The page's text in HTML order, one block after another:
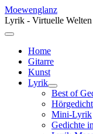
Moewenglanz
Lyrik - Virtuelle
Home
Gitarre
Kunst
Lyrik
Best of
Mini-Lyrik
Gedichte